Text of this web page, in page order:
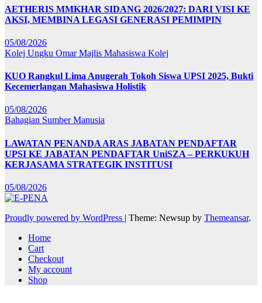
AETHERIS MMKHAR SIDANG 2026/2027: DARI VISI KE
AKSI, MEMBINA LEGASI GENERASI PEMIMPIN
05/08/2026
Kolej Ungku OmarMajlis Mahasiswa Kolej
KUO Rangkul Lima Anugerah Tokoh Siswa UPSI 2025, Bukti
Kecemerlangan Mahasiswa Holistik
05/08/2026
Bahagian Sumber Manusia
LAWATAN PENANDA ARAS JABATAN PENDAFTAR
UPSI KE JABATAN PENDAFTAR UniSZA – PERKUKUH
KERJASAMA STRATEGIK INSTITUSI
05/08/2026
Proudly powered by WordPress | Theme: Newsup by Themeansar.
Home
Cart
Checkout
My account
Shop